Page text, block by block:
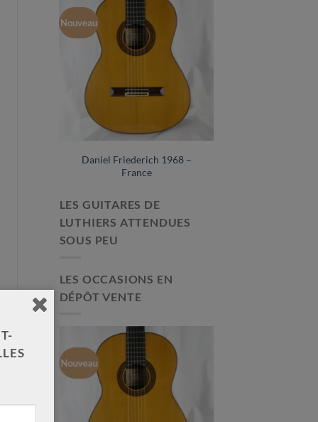
Nouveau
Daniel Friederich 1968 –
France
LES GUITARES DE
LUTHIERS ATTENDUES
SOUS PEU
LES OCCASIONS EN
DÉPÔT VENTE
Nouveau